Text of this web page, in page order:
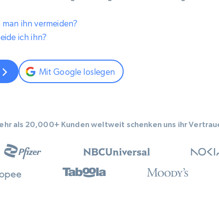
ihn vermeiden?
ich ihn?
Mit Google loslegen
als 20,000+ Kunden weltweit schenken uns ihr